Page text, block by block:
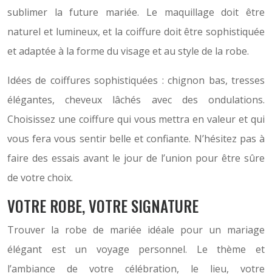
sublimer la future mariée. Le maquillage doit être
naturel et lumineux, et la coiffure doit être sophistiquée
et adaptée à la forme du visage et au style de la robe.
Idées de coiffures sophistiquées : chignon bas, tresses
élégantes, cheveux lâchés avec des ondulations.
Choisissez une coiffure qui vous mettra en valeur et qui
vous fera vous sentir belle et confiante. N’hésitez pas à
faire des essais avant le jour de l’union pour être sûre
de votre choix.
VOTRE ROBE, VOTRE SIGNATURE
Trouver la robe de mariée idéale pour un mariage
élégant est un voyage personnel. Le thème et
l’ambiance de votre célébration, le lieu, votre